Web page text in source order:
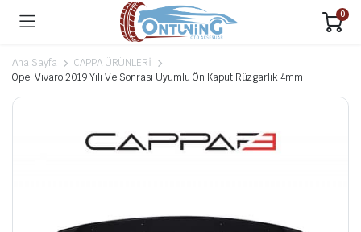
0
Ana Sayfa
CAPPA ÜRÜNLERİ
Opel Vivaro 2019 Yılı Ve Sonrası Uyumlu Ön Kaput Rüzgarlık 4mm